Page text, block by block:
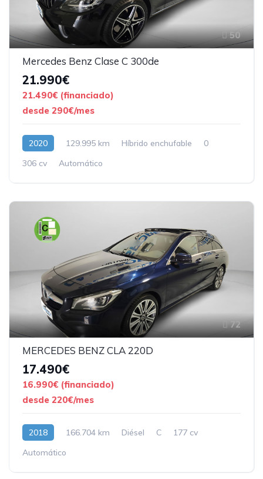
50
Mercedes Benz Clase C 300de
21.990€
21.490€ (financiado)
desde 290€/mes
2020 129.995 km Híbrido enchufable
0
306 cv
Automático
72
MERCEDES BENZ CLA 220D
17.490€
16.990€ (financiado)
desde 220€/mes
2018 166.704 km Diésel C
177 cv
Automático